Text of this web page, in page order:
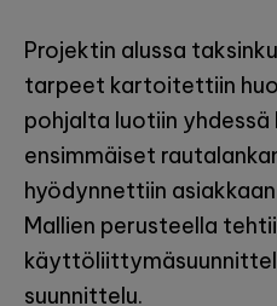
Projektin alussa
tarpeet kartoitettiin
pohjalta luotiin
ensimmäiset
hyödynnettiin
Mallien perusteella
suunnittelu.